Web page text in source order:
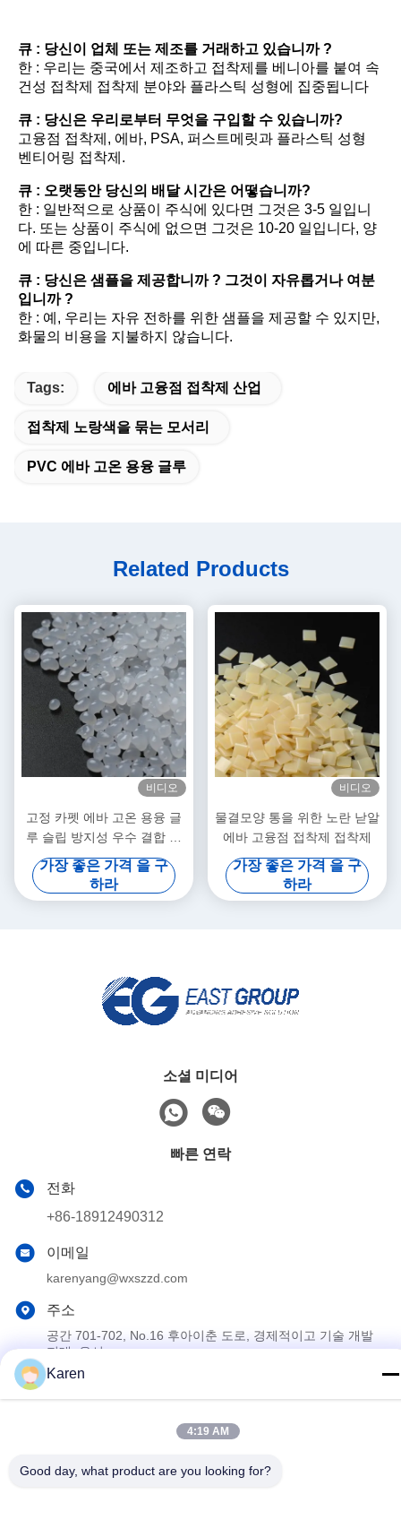
큐 : 당신이 업체 또는 제조를 거래하고 있습니까 ?
한 : 우리는 중국에서 제조하고 접착제를 베니아를 붙여 속
건성 접착제 접착제 분야와 플라스틱 성형에 집중됩니다
큐 : 당신은 우리로부터 무엇을 구입할 수 있습니까?
고융점 접착제, 에바, PSA, 퍼스트메릿과 플라스틱 성형
벤티어링 접착제.
큐 : 오랫동안 당신의 배달 시간은 어떻습니까?
한 : 일반적으로 상품이 주식에 있다면 그것은 3-5 일입니
다. 또는 상품이 주식에 없으면 그것은 10-20 일입니다, 양
에 따른 중입니다.
큐 : 당신은 샘플을 제공합니까 ? 그것이 자유롭거나 여분
입니까 ?
한 : 예, 우리는 자유 전하를 위한 샘플을 제공할 수 있지만,
화물의 비용을 지불하지 않습니다.
Tags: 에바 고융점 접착제 산업
접착제 노랑색을 묶는 모서리
PVC 에바 고온 용융 글루
Related Products
비디오
고정 카펫 에바 고온 용융 글
루 슬립 방지성 우수 결합 힘
환약은 낟알로 됩니다
가장 좋은 가격 을 구
하라
비디오
물결모양 통을 위한 노란 낟알
에바 고융점 접착제 접착제
가장 좋은 가격 을 구
하라
소셜 미디어
빠른 연락
전화
+86-18912490312
이메일
karenyang@wxszzd.com
주소
공간 701-702, No.16 후아이춘 도로, 경제적이고 기술 개발
지대, 우시
중국 좋은 품질 퍼스트메릿 고온 용융 글루 공급업체. 저작권 ©
Karen
4:19 AM
Good day, what product are you looking for?